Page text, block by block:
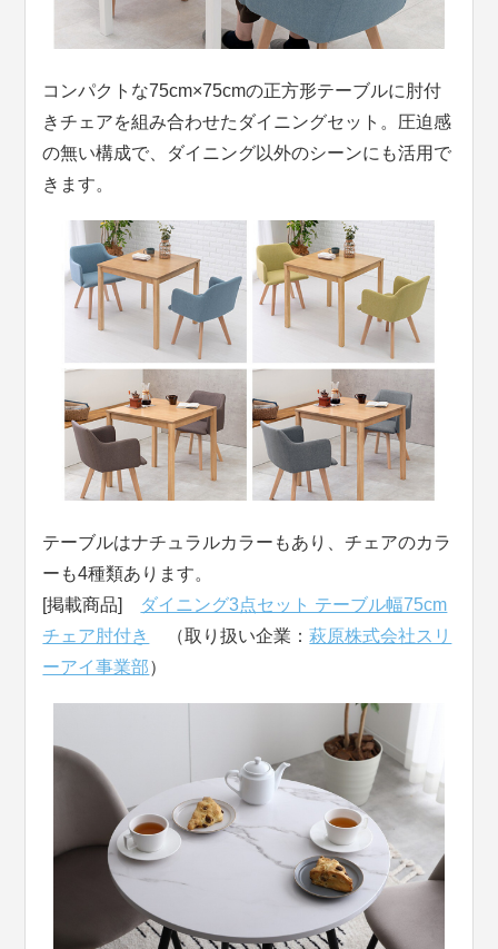
コンパクトな75cm×75cmの正方形テーブルに肘付
きチェアを組み合わせたダイニングセット。圧迫感
の無い構成で、ダイニング以外のシーンにも活用で
きます。
テーブルはナチュラルカラーもあり、チェアのカラ
ーも4種類あります。
[掲載商品] ダイニング3点セット テーブル幅75cm
チェア肘付き
（取り扱い企業：萩原株式会社スリ
ーアイ事業部）